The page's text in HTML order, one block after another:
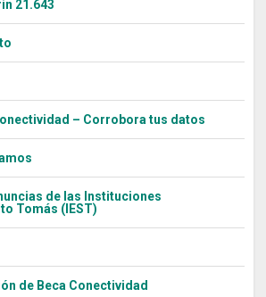
21.643
– Corrobora tus datos
de las Instituciones
Tomás (IEST)
de Beca Conectividad